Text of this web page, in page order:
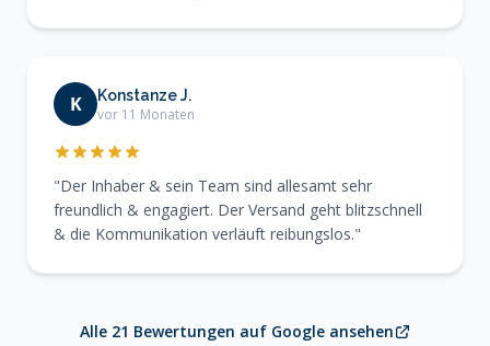
K Konstanze J.
vor 11 Monaten
"Der Inhaber & sein Team sind allesamt sehr
freundlich & engagiert. Der Versand geht blitzschnell
& die Kommunikation verläuft reibungslos."
Alle 21 Bewertungen auf Google ansehen